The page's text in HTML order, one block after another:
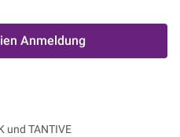
Anmeldung
und TANTIVE